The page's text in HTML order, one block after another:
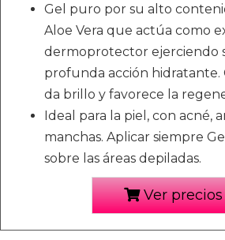
Gel puro por su alto
Aloe Vera que actúa como
dermoprotector ejerciendo
profunda acción hidratante.
da brillo y favorece la
Ideal para la piel, con acné,
manchas. Aplicar siempre
sobre las áreas depiladas.
Ver